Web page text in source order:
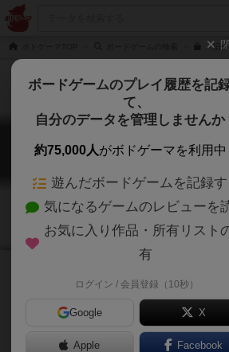
（旧
闘技場と５人の
Togijo to 5 nin no Yusha
ボードゲームのプレイ履歴を記
て、
自分のデータを管理しませんか
約75,000人がボドゲーマを利用中
遊んだボードゲームを記録す
気になるゲームのレビューを
お気に入り作品・所有リスト
有
ログイン / 会員登録（10秒）
Google X
Apple Facebook